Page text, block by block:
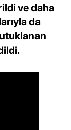
ve daha
da